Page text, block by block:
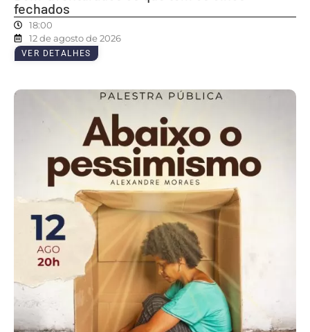
fechados
18:00
12 de agosto de 2026
VER DETALHES